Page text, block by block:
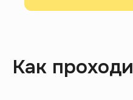
Как